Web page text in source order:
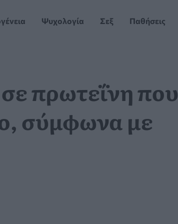
Ψυχολογία Σεξ Παθήσεις
πρωτεΐνη που
σύμφωνα με